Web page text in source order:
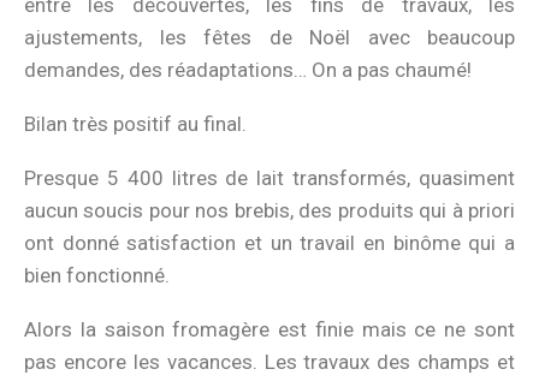
entre les découvertes, les fins de travaux, les
ajustements, les fêtes de Noël avec beaucoup
demandes, des réadaptations… On a pas chaumé!
Bilan très positif au final.
Presque 5 400 litres de lait transformés, quasiment
aucun soucis pour nos brebis, des produits qui à priori
ont donné satisfaction et un travail en binôme qui a
bien fonctionné.
Alors la saison fromagère est finie mais ce ne sont
pas encore les vacances. Les travaux des champs et